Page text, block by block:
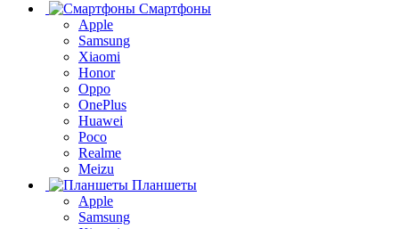
Смартфоны
Apple
Samsung
Xiaomi
Honor
Oppo
OnePlus
Huawei
Poco
Realme
Meizu
Планшеты
Apple
Samsung